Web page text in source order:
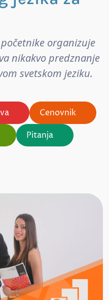
organizuje
nikakvo predznanje
svetskom jeziku.
Cenovnik
Pitanja